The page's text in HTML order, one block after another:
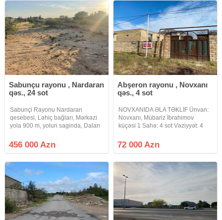
Sabunçu rayonu , Nardaran
qəs., 24 sot
Sabunçi Rayonu Nardaran
qesebesi, Ləhiç bağları, Mərkəzi
yola 900 m, yolun saginda, Dalan
Torpaq sahesi 4 terefden hasara
alinib, Torpaq hissələrə bölünə
456 000 Azn
Abşeron rayonu , Novxanı
qəs., 4 sot
NOVXANIDA ƏLA TƏKLİF Ünvan:
Novxanı, Mübariz İbrahimov
küçəsi 1 Sahə: 4 sot Vəziyyət: 4
vəziyyətdə Sənəd: Kupça (çıxarış)
Təyinat: Tikinti üçün yararlıdır
72 000 Azn